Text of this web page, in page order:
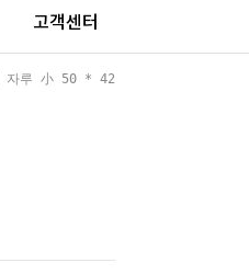
고객센터
자루 小 50 * 42